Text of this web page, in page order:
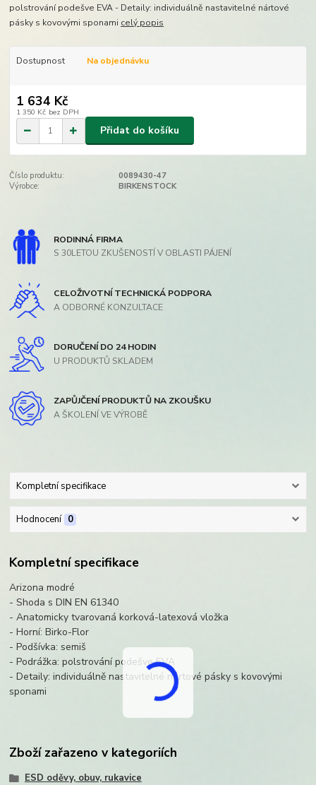
polstrování podešve EVA - Detaily: individuálně nastavitelné nártové
pásky s kovovými sponami celý popis
Dostupnost Na objednávku
1 634 Kč
1 350 Kč bez DPH
Přidat do košíku
Číslo produktu:
0089430-47
Výrobce:
BIRKENSTOCK
RODINNÁ FIRMA
S 30LETOU ZKUŠENOSTÍ V OBLASTI PÁJENÍ
CELOŽIVOTNÍ TECHNICKÁ PODPORA
A ODBORNÉ KONZULTACE
DORUČENÍ DO 24 HODIN
U PRODUKTŮ SKLADEM
ZAPŮJČENÍ PRODUKTŮ NA ZKOUŠKU
A ŠKOLENÍ VE VÝROBĚ
Kompletní specifikace
Hodnocení 0
Kompletní specifikace
Arizona modré
- Shoda s DIN EN 61340
- Anatomicky tvarovaná korková-latexová vložka
- Horní: Birko-Flor
- Podšívka: semiš
- Podrážka: polstrování podešve EVA
- Detaily: individuálně nastavitelné nártové pásky s kovovými
sponami
Zboží zařazeno v kategoriích
ESD oděvy, obuv, rukavice